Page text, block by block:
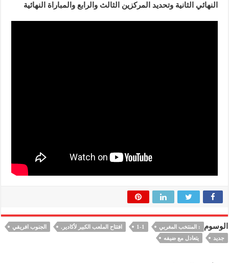
النهائي الثانية وتحديد المركزين الثالث والرابع والمباراة النهائية
الوسوم : المنتخب المغربي 1-1 افتتاح الملعب الكبير لأكادير.
الجنوب افريقي
جديد
يتعادل مع ضيفه